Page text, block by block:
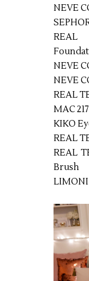
NEVE
REAL
NEVE
NEVE
REAL
MAC 217
KIKO
REAL
REAL
Brush